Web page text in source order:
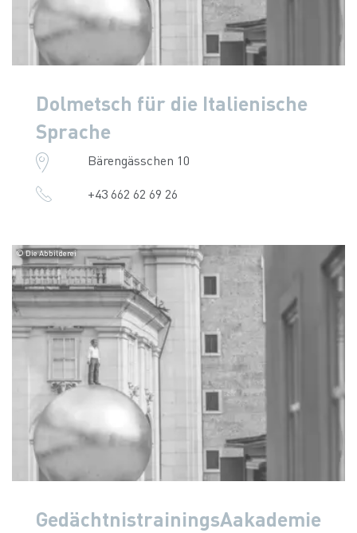
Dolmetsch für die Italienische
Sprache
Bärengässchen 10
+43 662 62 69 26
© Die Abbilderei
GedächtnistrainingsAakademie